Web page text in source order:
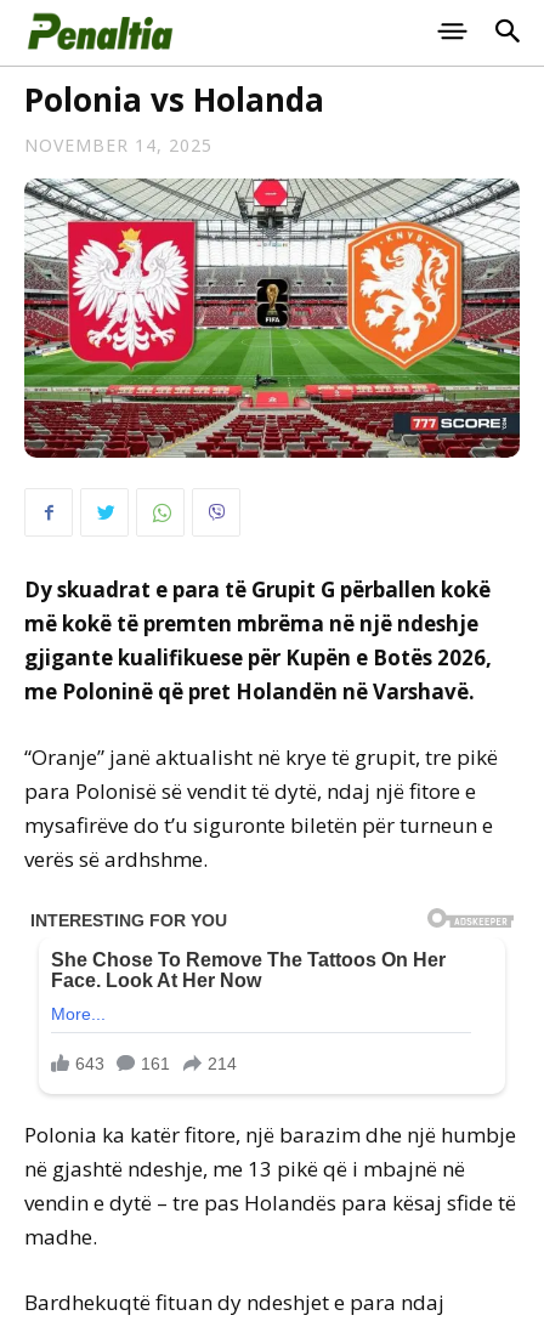
Polonia vs Holanda
NOVEMBER 14, 2025
Dy skuadrat e para të Grupit G përballen kokë
më kokë të premten mbrëma në një ndeshje
gjigante kualifikuese për Kupën e Botës 2026,
me Poloninë që pret Holandën në Varshavë.
“Oranje” janë aktualisht në krye të grupit, tre pikë
para Polonisë së vendit të dytë, ndaj një fitore e
mysafirëve do t’u siguronte biletën për turneun e
verës së ardhshme.
Polonia ka katër fitore, një barazim dhe një humbje
në gjashtë ndeshje, me 13 pikë që i mbajnë në
vendin e dytë – tre pas Holandës para kësaj sfide të
madhe.
Bardhekuqtë fituan dy ndeshjet e para ndaj